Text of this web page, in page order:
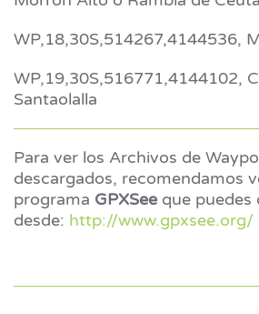
WP,18,30S,514267,4144536,
WP,19,30S,516771,4144102,
Santaolalla
Para ver los Archivos de
descargados, recomendamos
programa GPXSee que puedes
desde: http://www.gpxsee.org/